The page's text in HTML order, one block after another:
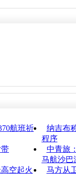
航班祈
纳吉布
程序
中青旅
马航沙巴
空起火
马方从